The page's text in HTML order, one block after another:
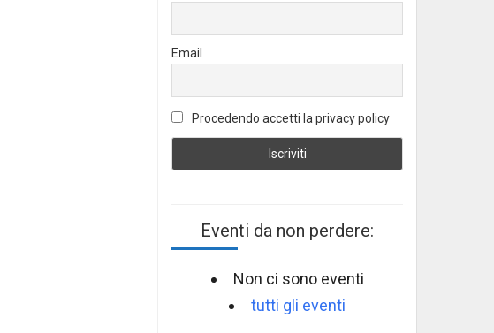
Email
Procedendo accetti la privacy policy
Eventi da non perdere:
Non ci sono eventi
tutti gli eventi